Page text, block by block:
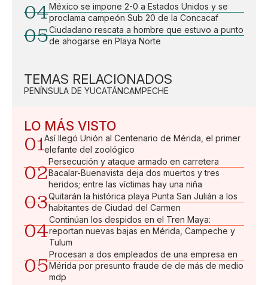
04México se impone 2-0 a Estados Unidos y se
proclama campeón Sub 20 de la Concacaf
05Ciudadano rescata a hombre que estuvo a punto
de ahogarse en Playa Norte
TEMAS RELACIONADOS
PENÍNSULA DE YUCATÁNCAMPECHE
LO MÁS VISTO
01Así llegó Unión al Centenario de Mérida, el primer
elefante del zoológico
02
Persecución y ataque armado en carretera
Bacalar-Buenavista deja dos muertos y tres
heridos; entre las víctimas hay una niña
03Quitarán la histórica playa Punta San Julián a los
habitantes de Ciudad del Carmen
04
Continúan los despidos en el Tren Maya:
reportan nuevas bajas en Mérida, Campeche y
Tulum
05
Procesan a dos empleados de una empresa en
Mérida por presunto fraude de de más de medio
mdp